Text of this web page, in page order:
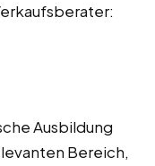
Ausbildung
Bereich,